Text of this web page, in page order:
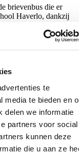
te
media te bieden en
delen we informatie
partners voor social
kunnen deze
die u aan ze
brievenbus die er
Haverlo, dankzij
brief posten aan
of
op een serene
het begin
ruimte voor iedereen.
is te vinden via
verlies/rouwen-de-